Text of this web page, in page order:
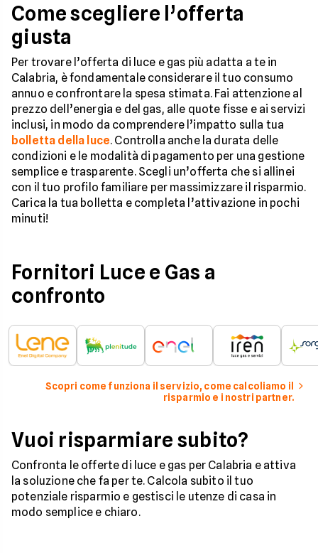
Come scegliere l’offerta
giusta
Per trovare l’offerta di luce e gas più adatta a te in
Calabria, è fondamentale considerare il tuo consumo
annuo e confrontare la spesa stimata. Fai attenzione al
prezzo dell’energia e del gas, alle quote fisse e ai servizi
inclusi, in modo da comprendere l’impatto sulla tua
bolletta della luce. Controlla anche la durata delle
condizioni e le modalità di pagamento per una gestione
semplice e trasparente. Scegli un’offerta che si allinei
con il tuo profilo familiare per massimizzare il risparmio.
Carica la tua bolletta e completa l’attivazione in pochi
minuti!
Fornitori Luce e Gas a
confronto
Scopri come funziona il servizio, come calcoliamo il
risparmio e i nostri partner.
Vuoi risparmiare subito?
Confronta le offerte di luce e gas per Calabria e attiva
la soluzione che fa per te. Calcola subito il tuo
potenziale risparmio e gestisci le utenze di casa in
modo semplice e chiaro.